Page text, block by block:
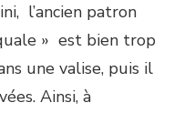
l’ancien patron
» est bien trop
une valise, puis il
Ainsi, à